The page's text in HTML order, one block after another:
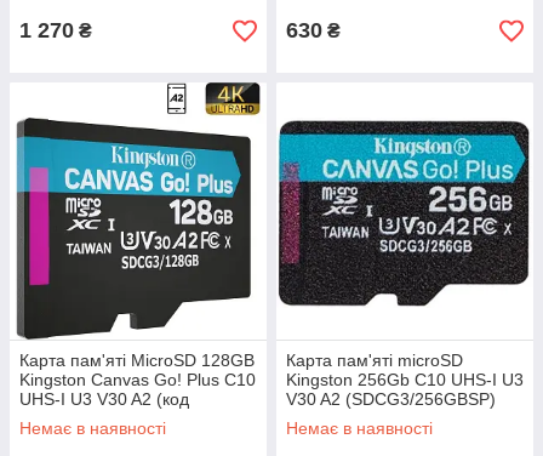
1 270 ₴ 630 ₴
Карта пам'яті MicroSD 128GB
Kingston Canvas Go! Plus C10
UHS-I U3 V30 A2 (код
121066)
Немає в наявності
Карта пам'яті microSD
Kingston 256Gb C10 UHS-I U3
V30 A2 (SDCG3/256GBSP)
(код 121068)
Немає в наявності